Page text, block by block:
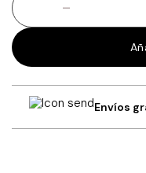
-
Escurreplatos
multiusos
para
fregadero
cantidad
Envíos